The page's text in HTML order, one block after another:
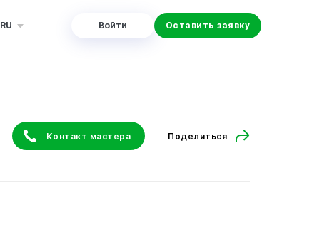
RU Войти Оставить заявку
Контакт мастера Поделиться